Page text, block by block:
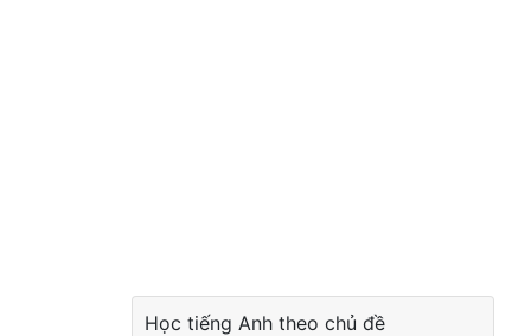
Học tiếng Anh theo chủ đề